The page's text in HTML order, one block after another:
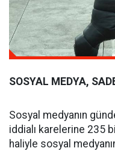
SOSYAL MEDYA,
Sosyal medyanın
iddialı karelerine 235
haliyle sosyal